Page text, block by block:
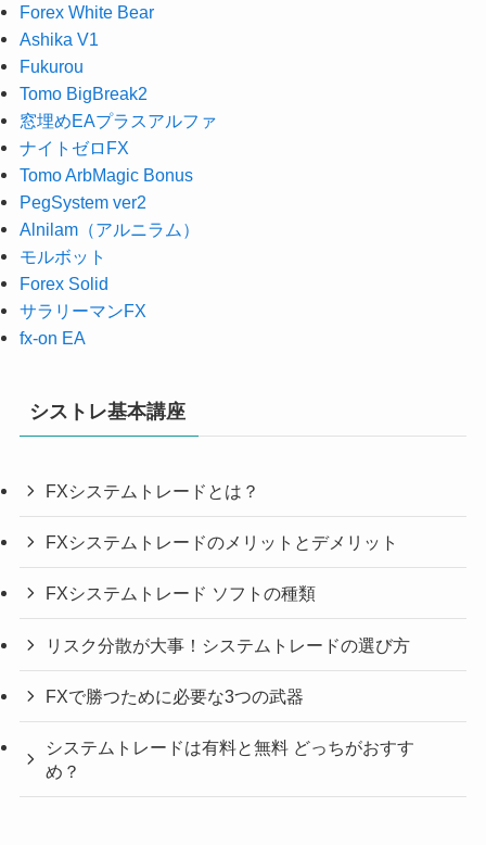
Forex White Bear
Ashika V1
Fukurou
Tomo BigBreak2
窓埋めEAプラスアルファ
ナイトゼロFX
Tomo ArbMagic Bonus
PegSystem ver2
Alnilam（アルニラム）
モルボット
Forex Solid
サラリーマンFX
fx-on EA
シストレ基本講座
FXシステムトレードとは？
FXシステムトレードのメリットとデメリット
FXシステムトレード ソフトの種類
リスク分散が大事！システムトレードの選び方
FXで勝つために必要な3つの武器
システムトレードは有料と無料 どっちがおすす
め？